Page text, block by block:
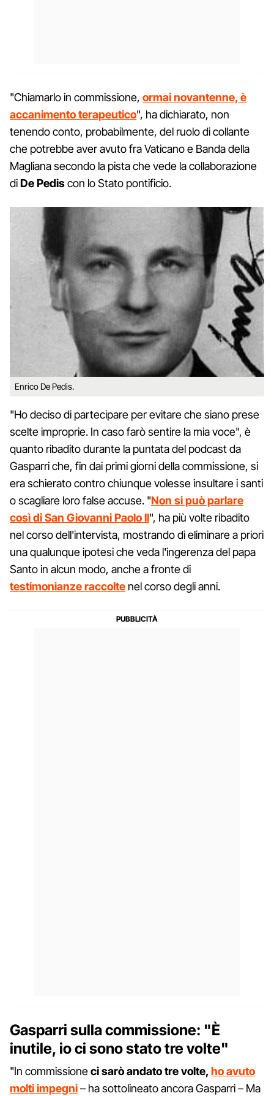
"Chiamarlo in commissione, ormai novantenne, è
accanimento terapeutico", ha dichiarato, non
tenendo conto, probabilmente, del ruolo di collante
che potrebbe aver avuto fra Vaticano e Banda della
Magliana secondo la pista che vede la collaborazione
diDe Pediscon lo Stato pontificio.
Enrico De Pedis.
"Ho deciso di partecipare per evitare che siano prese
scelte improprie. In caso farò sentire la mia voce", è
quanto ribadito durante la puntata del podcast da
Gasparri che, fin dai primi giorni della commissione, si
era schierato contro chiunque volesse insultare i santi
o scagliare loro false accuse. "Non si può parlare
così di San Giovanni Paolo II", ha più volte ribadito
nel corso dell'intervista, mostrando di eliminare a priori
una qualunque ipotesi che veda l'ingerenza del papa
Santo in alcun modo, anche a fronte di
testimonianze raccolte nel corso degli anni.
Gasparri sulla commissione: "È
inutile, io ci sono stato tre volte"
"In commissioneci sarò andato tre volte, ho avuto
molti impegni– ha sottolineato ancora Gasparri – Ma